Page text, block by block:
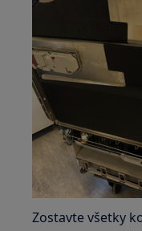
Zostavte všetky